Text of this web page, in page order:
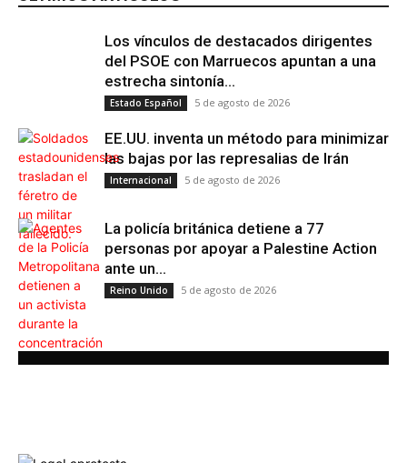
Los vínculos de destacados dirigentes
del PSOE con Marruecos apuntan a una
estrecha sintonía...
Estado Español 5 de agosto de 2026
EE.UU. inventa un método para minimizar
las bajas por las represalias de Irán
Internacional 5 de agosto de 2026
La policía británica detiene a 77
personas por apoyar a Palestine Action
ante un...
Reino Unido 5 de agosto de 2026